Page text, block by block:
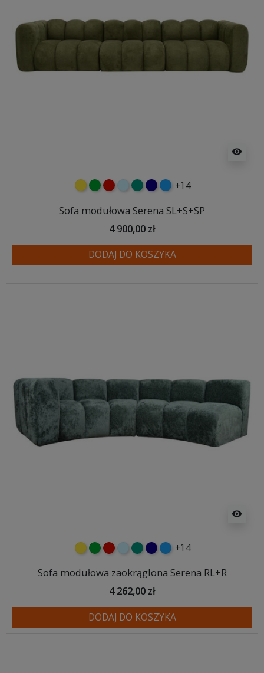
visibility
żółtyzielonyczerwony
błękitnyturkusowy
granatowy
niebieski
+14
Sofa modułowa Serena SL+S+SP
4 900,00 zł
DODAJ DO KOSZYKA
visibility
żółtyzielonyczerwony
błękitnyturkusowy
granatowy
niebieski
+14
Sofa modułowa zaokrąglona Serena RL+R
4 262,00 zł
DODAJ DO KOSZYKA